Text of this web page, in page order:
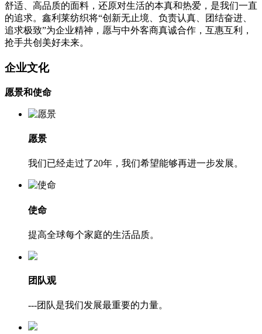
舒适、高品质的面料，还原对生活的本真和热爱，是我们一直
的追求。鑫利莱纺织将“创新无止境、负责认真、团结奋进、
追求极致”为企业精神，愿与中外客商真诚合作，互惠互利，
抢手共创美好未来。
企业文化
愿景和使命
愿景
我们已经走过了20年，我们希望能够再进一步发展。
使命
提高全球每个家庭的生活品质。
团队观
---团队是我们发展最重要的力量。